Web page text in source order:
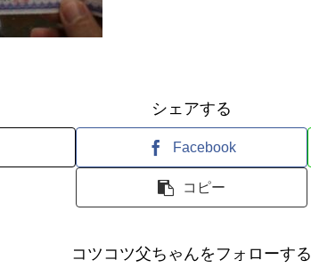
シェアする
Facebook
コピー
コツコツ父ちゃんをフォローする